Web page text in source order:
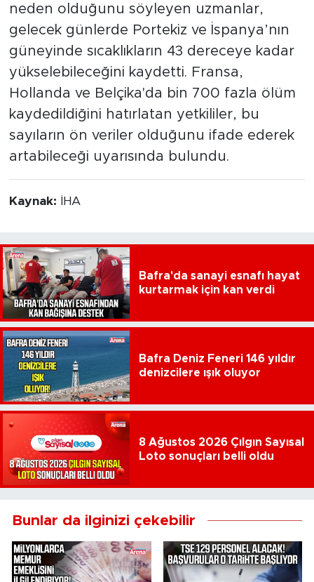
neden olduğunu söyleyen uzmanlar,
gelecek günlerde Portekiz ve İspanya’nın
güneyinde sıcaklıkların 43 dereceye kadar
yükselebileceğini kaydetti. Fransa,
Hollanda ve Belçika'da bin 700 fazla ölüm
kaydedildiğini hatırlatan yetkililer, bu
sayıların ön veriler olduğunu ifade ederek
artabileceği uyarısında bulundu.
Kaynak: İHA
Bafra'da sanayi esnafı hayat
kurtarmak için kan verdi
Bafra Deniz Feneri 146 yıldır
denizcilere ışık oluyor
8 Ağustos 2026 Çılgın Sayısal
Loto sonuçları belli oldu
Bunlar da ilginizi çekebilir